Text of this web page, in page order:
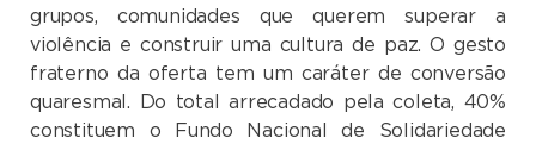
grupos, comunidades que querem superar a
violência e construir uma cultura de paz. O gesto
fraterno da oferta tem um caráter de conversão
quaresmal. Do total arrecadado pela coleta, 40%
constituem o Fundo Nacional de Solidariedade